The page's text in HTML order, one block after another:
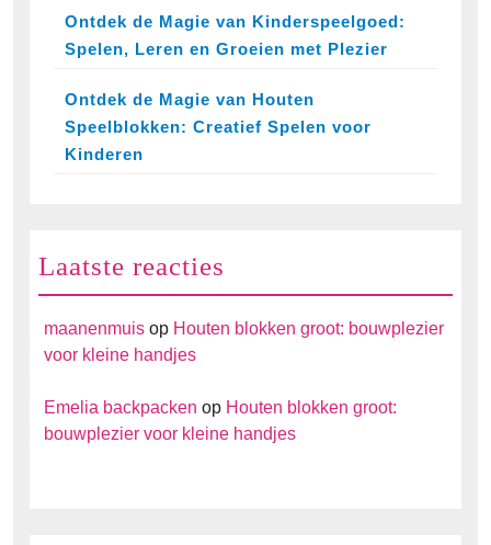
Ontdek de Magie van Kinderspeelgoed:
Spelen, Leren en Groeien met Plezier
Ontdek de Magie van Houten
Speelblokken: Creatief Spelen voor
Kinderen
Laatste reacties
maanenmuis op Houten blokken groot: bouwplezier
voor kleine handjes
Emelia backpacken op Houten blokken groot:
bouwplezier voor kleine handjes